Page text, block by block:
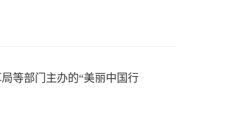
等部门主办的“美丽中国行